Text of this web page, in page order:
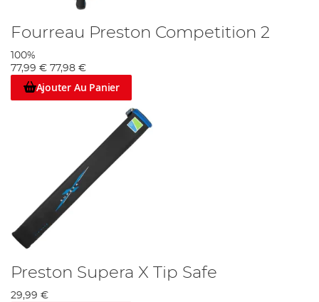
Fourreau Preston Competition 2
100%
77,99 € 77,98 €
Ajouter Au Panier
Preston Supera X Tip Safe
29,99 €